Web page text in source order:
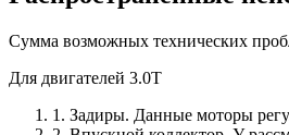
Сумма возможных технических
Для двигателей 3.0Т
1. Задиры. Данные моторы